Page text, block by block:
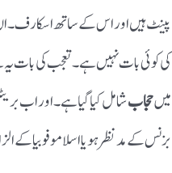
پینٹ ہیں اور اس کے ساتھ اسکارف۔
کی کوئی بات نہیں ہے ۔ تعجب کی بات
میںحجابشامل کیا گیا ہے ۔ اور اب
بزنس کے مدنظر ہو یا اسلاموفوبیا کے